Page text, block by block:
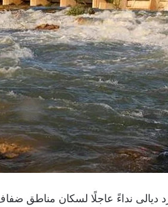
ديالى نداءً عاجلًا لسكان مناطق ضفاف